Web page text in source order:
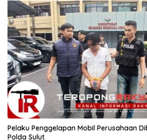
​Pelaku Penggelapan Mobil Perusahaan
Polda Sulut